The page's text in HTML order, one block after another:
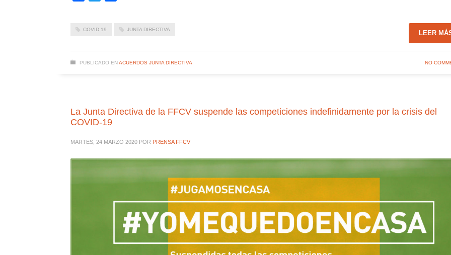
COVID 19 JUNTA DIRECTIVA LEER
PUBLICADO EN ACUERDOS JUNTA DIRECTIVA NO
La Junta Directiva de la FFCV suspende las competiciones indefinidamente por la crisis del
COVID-19
MARTES, 24 MARZO 2020 POR PRENSA FFCV